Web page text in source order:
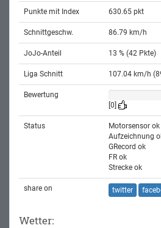
Punkte mit Index 630.65 pkt
Schnittgeschw. 86.79 km/h
JoJo-Anteil 13 % (42 Pkte)
Liga Schnitt 107.04 km/h
Bewertung
[0]
Status
Motorsensor ok
Aufzeichnung
GRecord ok
FR ok
Strecke ok
share on twitter
Wetter: